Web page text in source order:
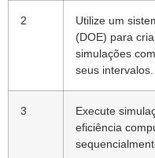
2
Utilize um
(DOE) para
simulações
seus intervalos.
3
Execute
eficiência